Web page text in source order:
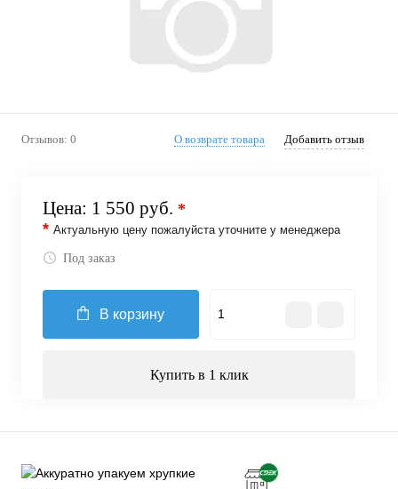
Отзывов: 0 О возврате товара Добавить отзыв
Цена: 1 550 руб. *
* Актуальную цену пожалуйста уточните у менеджера
Под заказ
В корзину
Купить в 1 клик